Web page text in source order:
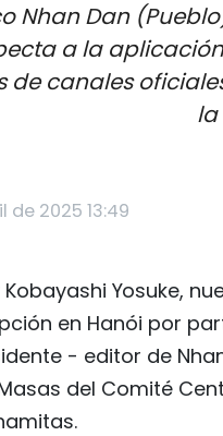
Nhan Dan
a la
canales
la
de 2025 13:49
Yosuke,
en Hanói por
- editor de
del Comité